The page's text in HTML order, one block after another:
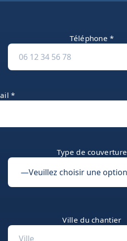
Téléphone *
*
Type de couverture
Ville du chantier